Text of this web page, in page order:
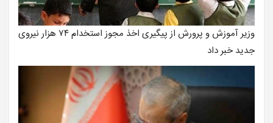
وزیر آموزش و پرورش از پیگیری اخذ مجوز استخدام ۷۴ هزار نیروی
جدید خبر داد